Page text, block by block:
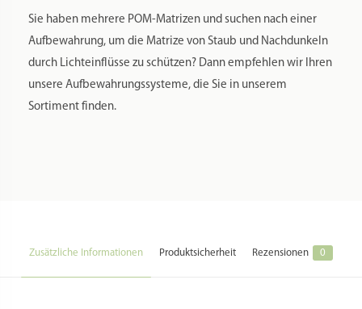
Sie haben mehrere POM-Matrizen und suchen nach einer
Aufbewahrung, um die Matrize von Staub und Nachdunkeln
durch Lichteinflüsse zu schützen? Dann empfehlen wir Ihren
unsere Aufbewahrungssysteme, die Sie in unserem
Sortiment finden.
Zusätzliche Informationen Produktsicherheit Rezensionen 0